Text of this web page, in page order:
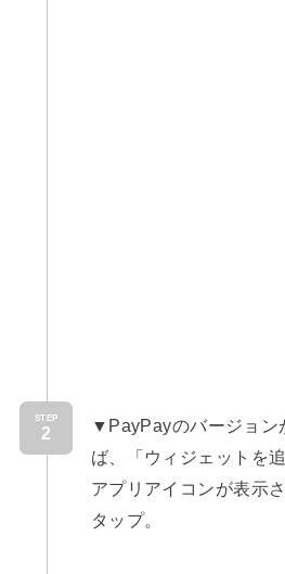
STEP
▼PayPayのバージョン
ば、「ウィジェットを
アプリアイコンが表示
タップ。